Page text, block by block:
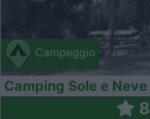
Campeggio
Camping Sole e Neve
8